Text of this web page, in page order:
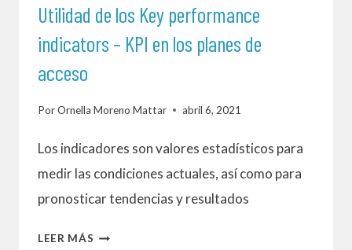
Utilidad de los Key performance
indicators – KPI en los planes de
acceso
PorOrnella Moreno Mattar abril 6, 2021
Los indicadores son valores estadísticos para
medir las condiciones actuales, así como para
pronosticar tendencias y resultados
LEER MÁS UTILIDAD